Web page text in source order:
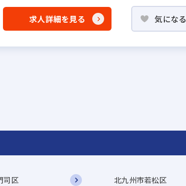
求人詳細を見る 気になる
司区 北九州市若松区